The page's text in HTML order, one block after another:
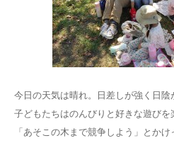
今日の天気は晴れ。日差しが強く日陰
子どもたちはのんびりと好きな遊びを
「あそこの木まで競争しよう」とか